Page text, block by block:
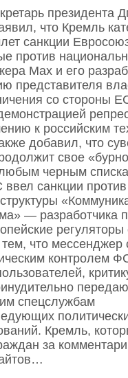
президента
что Кремль
санкции
против
Mах и его
представителя
со стороны
к российским
добавил, что
свое
черным
санкции
— разработчика
что мессенджер
контролем
спецслужбам
Кремль,
за